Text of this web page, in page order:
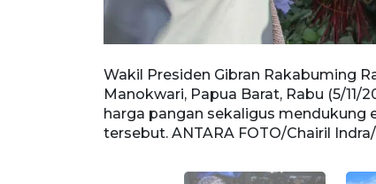
Wakil Presiden Gibran Rakabuming
Manokwari, Papua Barat, Rabu (5/11/
harga pangan sekaligus mendukung
tersebut. ANTARA FOTO/Chairil